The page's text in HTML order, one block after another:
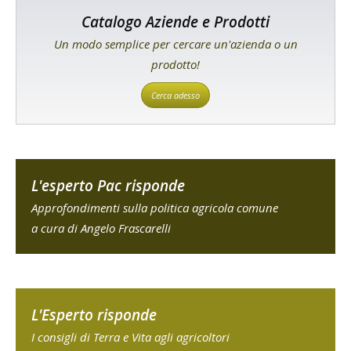
Catalogo Aziende e Prodotti
Un modo semplice per cercare un'azienda o un
prodotto!
Cerca adesso
L'esperto Pac risponde
Approfondimenti sulla politica agricola comune
a cura di Angelo Frascarelli
L'Esperto risponde
I consigli di Terra e Vita agli agricoltori